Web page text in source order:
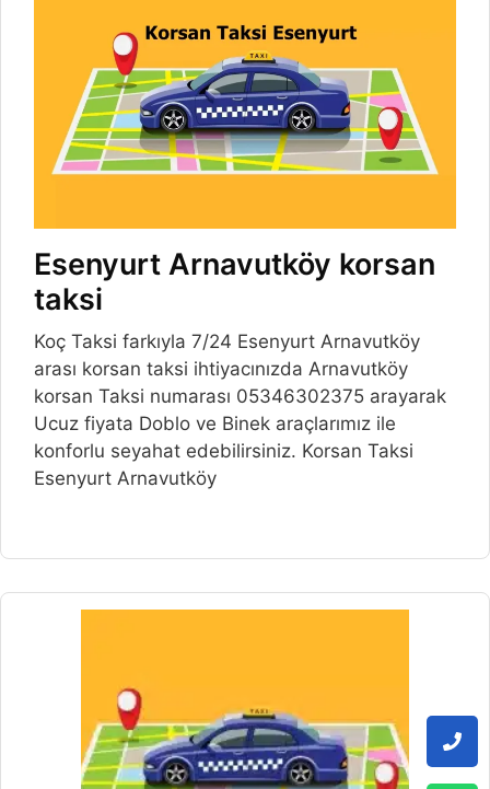
Esenyurt Arnavutköy korsan
taksi
Koç Taksi farkıyla 7/24 Esenyurt Arnavutköy
arası korsan taksi ihtiyacınızda Arnavutköy
korsan Taksi numarası 05346302375 arayarak
Ucuz fiyata Doblo ve Binek araçlarımız ile
konforlu seyahat edebilirsiniz. Korsan Taksi
Esenyurt Arnavutköy